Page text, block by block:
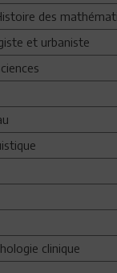
des
et urbaniste
clinique